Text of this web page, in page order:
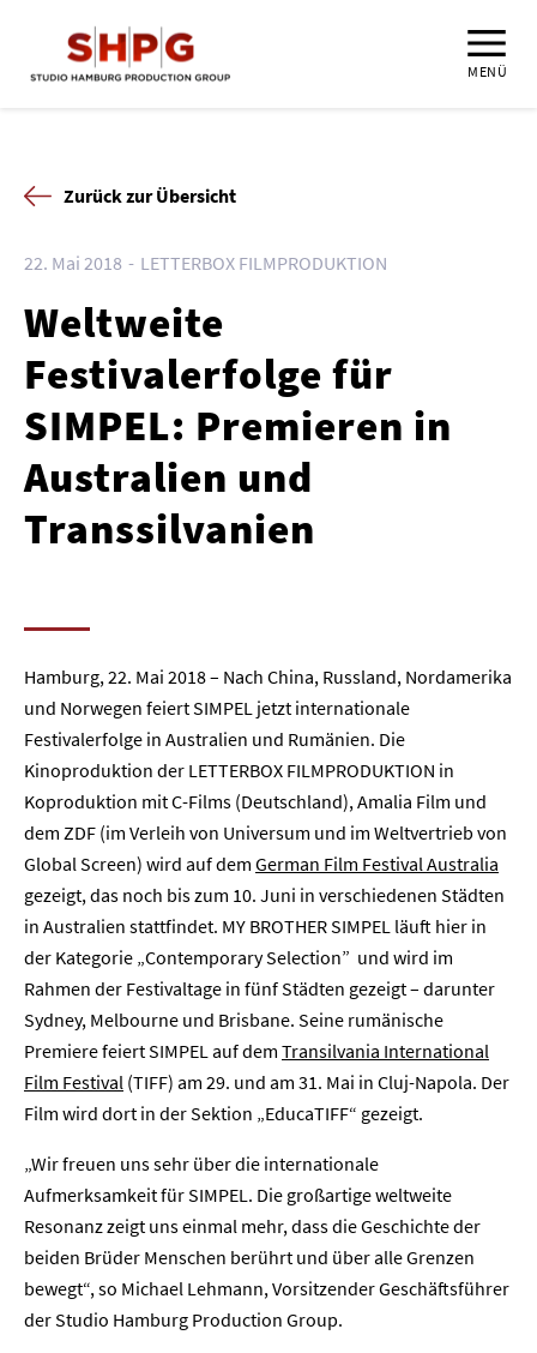
MENÜ
Zurück zur Übersicht
22. Mai 2018 LETTERBOX FILMPRODUKTION
Weltweite
Festivalerfolge für
SIMPEL: Premieren in
Australien und
Transsilvanien
Hamburg, 22. Mai 2018 – Nach China, Russland, Nordamerika
und Norwegen feiert SIMPEL jetzt internationale
Festivalerfolge in Australien und Rumänien. Die
Kinoproduktion der LETTERBOX FILMPRODUKTION in
Koproduktion mit C-Films (Deutschland), Amalia Film und
dem ZDF (im Verleih von Universum und im Weltvertrieb von
Global Screen) wird auf dem German Film Festival Australia
gezeigt, das noch bis zum 10. Juni in verschiedenen Städten
in Australien stattfindet. MY BROTHER SIMPEL läuft hier in
der Kategorie „Contemporary Selection” und wird im
Rahmen der Festivaltage in fünf Städten gezeigt – darunter
Sydney, Melbourne und Brisbane. Seine rumänische
Premiere feiert SIMPEL auf dem Transilvania International
Film Festival (TIFF) am 29. und am 31. Mai in Cluj-Napola. Der
Film wird dort in der Sektion „EducaTIFF“ gezeigt.
„Wir freuen uns sehr über die internationale
Aufmerksamkeit für SIMPEL. Die großartige weltweite
Resonanz zeigt uns einmal mehr, dass die Geschichte der
beiden Brüder Menschen berührt und über alle Grenzen
bewegt“, so Michael Lehmann, Vorsitzender Geschäftsführer
der Studio Hamburg Production Group.